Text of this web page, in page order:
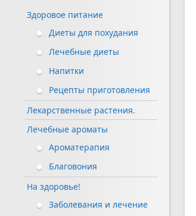
Здоровое питание
Диеты для похудания
Лечебные диеты
Напитки
Рецепты приготовления
Лекарственные растения.
Лечебные ароматы
Ароматерапия
Благовония
На здоровье!
Заболевания и лечение